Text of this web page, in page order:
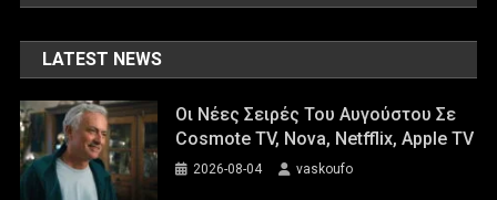
LATEST NEWS
Οι Νέες Σειρές Του Αυγούστου Σε
Cosmote TV, Nova, Netfflix, Apple TV
2026-08-04 vaskoufo